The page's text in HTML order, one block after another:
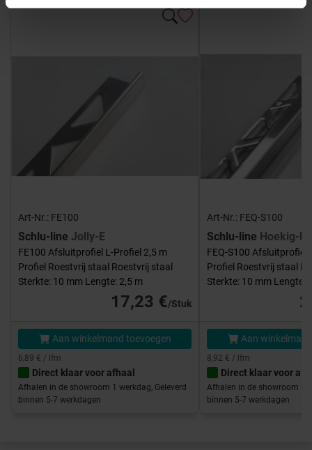
Art-Nr.: FE100
Schlu-line Jolly-E
FE100 Afsluitprofiel L-Profiel 2,5 m
Profiel Roestvrij staal Roestvrij staal
Sterkte: 10 mm Lengte: 2,5 m
17,23 €/Stuk
Aan winkelmand toevoegen
6,89 € / lfm
Direct klaar voor afhaal
Afhalen in de showroom 1 werkdag, Geleverd
binnen 5-7 werkdagen
Art-Nr.: FEQ-S100
Schlu-line Hoekig-E
FEQ-S100 Afsluitprofiel
Profiel Roestvrij staal
Sterkte: 10 mm Lengte:
Aan
8,92 € / lfm
Direct klaar voor
Afhalen in de showroom 1
binnen 5-7 werkdagen